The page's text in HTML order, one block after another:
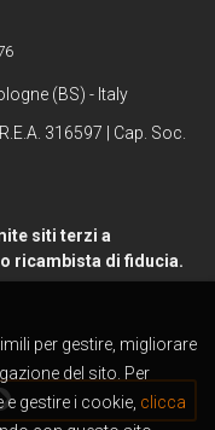
(BS) - Italy
316597 | Cap. Soc.
siti terzi a
ricambista di fiducia.
per gestire, migliorare
del sito. Per
gestire i cookie, clicca